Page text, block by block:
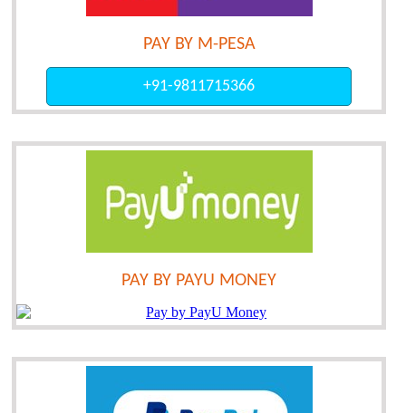
PAY BY M-PESA
+91-9811715366
PAY BY PAYU MONEY